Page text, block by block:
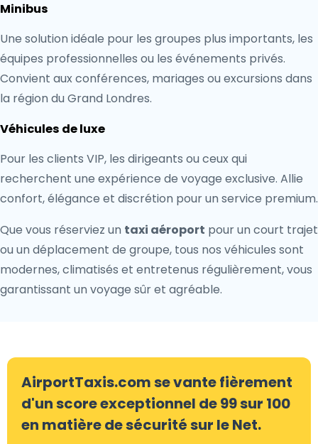
Minibus
Une solution idéale pour les groupes plus importants, les
équipes professionnelles ou les événements privés.
Convient aux conférences, mariages ou excursions dans
la région du Grand Londres.
Véhicules de luxe
Pour les clients VIP, les dirigeants ou ceux qui
recherchent une expérience de voyage exclusive. Allie
confort, élégance et discrétion pour un service premium.
Que vous réserviez un taxi aéroport pour un court trajet
ou un déplacement de groupe, tous nos véhicules sont
modernes, climatisés et entretenus régulièrement, vous
garantissant un voyage sûr et agréable.
AirportTaxis.com se vante fièrement
d'un score exceptionnel de 99 sur 100
en matière de sécurité sur le Net.